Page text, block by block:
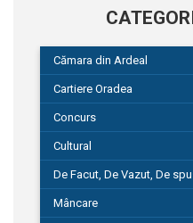
Cămara din Ardeal
Cartiere Oradea
Concurs
Cultural
De Facut, De Vazut, De
580
Mâncare